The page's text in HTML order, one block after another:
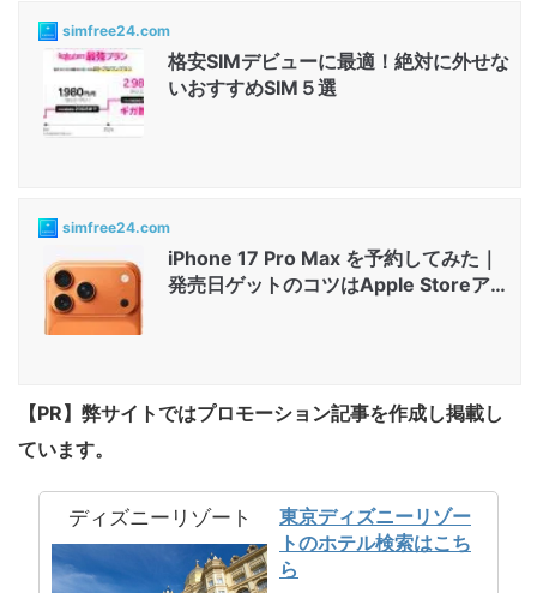
simfree24.com
格安SIMデビューに最適！絶対に外せな
いおすすめSIM５選
simfree24.com
iPhone 17 Pro Max を予約してみた｜
発売日ゲットのコツはApple Storeアプ
【PR】弊サイトではプロモーション記事を作成し掲載し
ています。
ディズニーリゾート
東京ディズニーリゾー
トのホテル検索はこち
ら